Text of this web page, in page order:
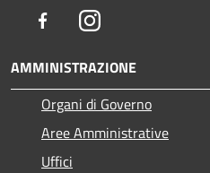
FacebookInstagram
AMMINISTRAZIONE
Organi di Governo
Aree Amministrative
Uffici